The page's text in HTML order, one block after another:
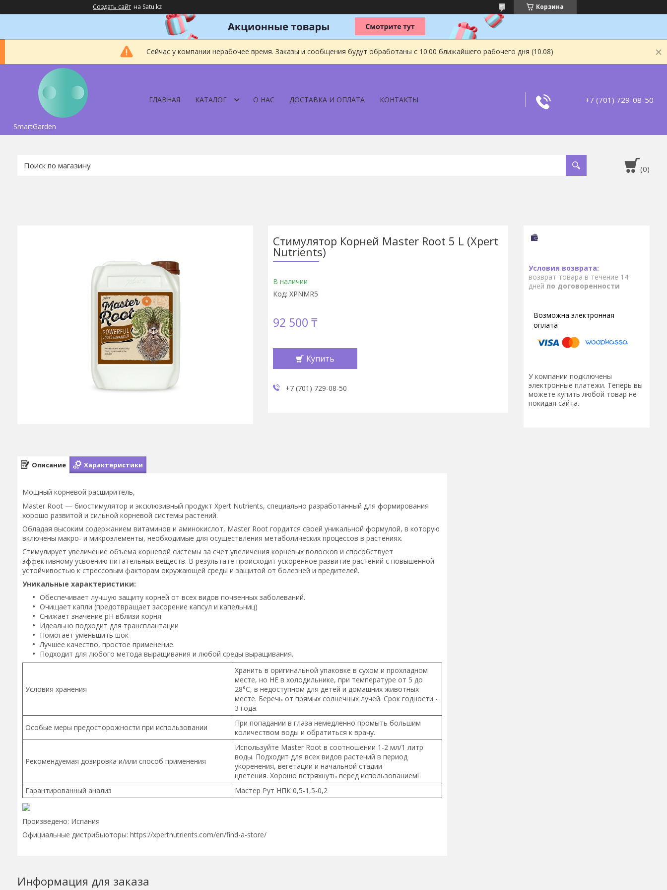
Создать сайт на Satu.kz Корзина
Сейчас у компании нерабочее время. Заказы и сообщения будут обработаны с 10:00 ближайшего рабочего дня (10.08)
SmartGarden
ГЛАВНАЯ КАТАЛОГ О НАС ДОСТАВКА И ОПЛАТА КОНТАКТЫ +7 (701) 729-08-50
Стимулятор Корней Master Root 5 L (Xpert
Nutrients)
В наличии
Код: XPNMR5
92 500 ₸
Купить
+7 (701) 729-08-50
возврат товара в течение 14
дней по договоренности
У компании подключены
электронные платежи. Теперь вы
можете купить любой товар не
покидая сайта.
Описание Характеристики
Мощный корневой расширитель,
Master Root — биостимулятор и эксклюзивный продукт Xpert Nutrients, специально разработанный для формирования
хорошо развитой и сильной корневой системы растений.
Обладая высоким содержанием витаминов и аминокислот, Master Root гордится своей уникальной формулой, в которую
включены макро- и микроэлементы, необходимые для осуществления метаболических процессов в растениях.
Стимулирует увеличение объема корневой системы за счет увеличения корневых волосков и способствует
эффективному усвоению питательных веществ. В результате происходит ускоренное развитие растений с повышенной
устойчивостью к стрессовым факторам окружающей среды и защитой от болезней и вредителей.
Уникальные характеристики:
Обеспечивает лучшую защиту корней от всех видов почвенных заболеваний.
Очищает капли (предотвращает засорение капсул и капельниц)
Снижает значение pH вблизи корня
Идеально подходит для трансплантации
Помогает уменьшить шок
Лучшее качество, простое применение.
Подходит для любого метода выращивания и любой среды выращивания.
Условия хранения
Хранить в оригинальной упаковке в сухом и прохладном
месте, но НЕ в холодильнике, при температуре от 5 до
28°C, в недоступном для детей и домашних животных
месте. Беречь от прямых солнечных лучей. Срок годности -
3 года.
Особые меры предосторожности при использовании
При попадании в глаза немедленно промыть большим
количеством воды и обратиться к врачу.
Рекомендуемая дозировка и/или способ применения
Используйте Master Root в соотношении 1-2 мл/1 литр
воды. Подходит для всех видов растений в период
укоренения, вегетации и начальной стадии
цветения. Хорошо встряхнуть перед использованием!
Гарантированный анализ
Мастер Рут НПК 0,5-1,5-0,2
Произведено: Испания
Официальные дистрибьюторы: https://xpertnutrients.com/en/find-a-store/
Информация для заказа